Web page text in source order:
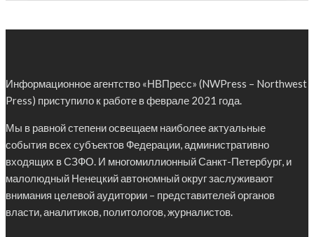
Информационное агентство «НВПресс» (NWPress – Northwest
Press) приступило к работе в феврале 2021 года.
Мы в равной степени освещаем наиболее актуальные
события всех субъектов Федерации, административно
входящих в СЗФО. И многомиллионный Санкт-Петербург, и
малолюдный Ненецкий автономный округ заслуживают
внимания целевой аудитории – представителей органов
власти, аналитиков, политологов, журналистов.